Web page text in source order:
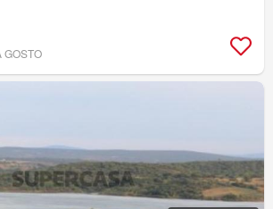
GOSTO